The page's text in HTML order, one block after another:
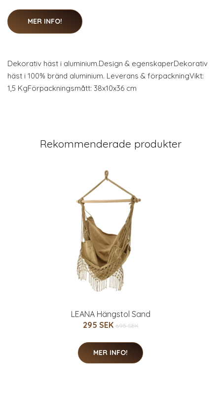
MER INFO!
Dekorativ häst i aluminium.Design & egenskaperDekorativ
häst i 100% bränd aluminium. Leverans & förpackningVikt:
1,5 KgFörpackningsmått: 38x10x36 cm
Rekommenderade produkter
LEANA Hängstol Sand
295 SEK 695 SEK
MER INFO!